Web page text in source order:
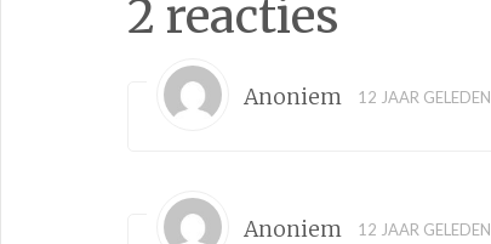
2 reacties
Anoniem 12 JAAR GELEDEN
Anoniem 12 JAAR GELEDEN